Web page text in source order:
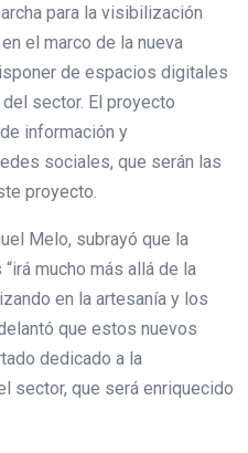
para la visibilización
el marco de la nueva
de espacios digitales
sector. El proyecto
información y
sociales, que serán las
proyecto.
Melo, subrayó que la
mucho más allá de la
en la artesanía y los
que estos nuevos
dedicado a la
sector, que será enriquecido